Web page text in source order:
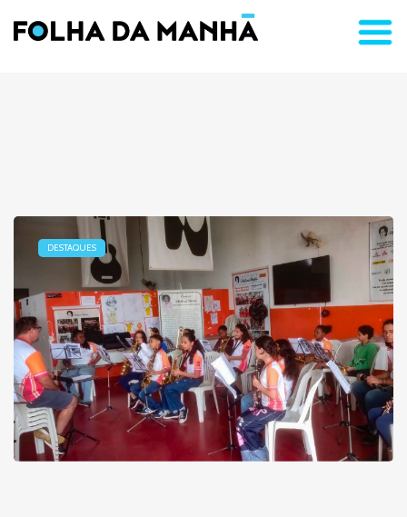
DESTAQUES